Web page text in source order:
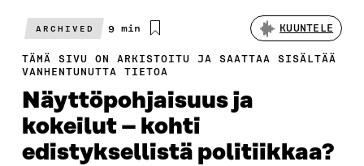
ARCHIVED
Arvioitu
9 min KUUNTELE
TÄMÄ SIVU ON ARKISTOITU JA SAATTAA SISÄLTÄÄ
VANHENTUNUTTA TIETOA
Näyttöpohjaisuus ja
kokeilut – kohti
edistyksellistä politiikkaa?